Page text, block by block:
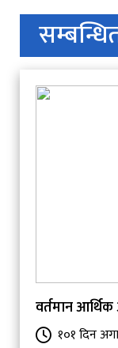
वर्तमान
१०१ दिन